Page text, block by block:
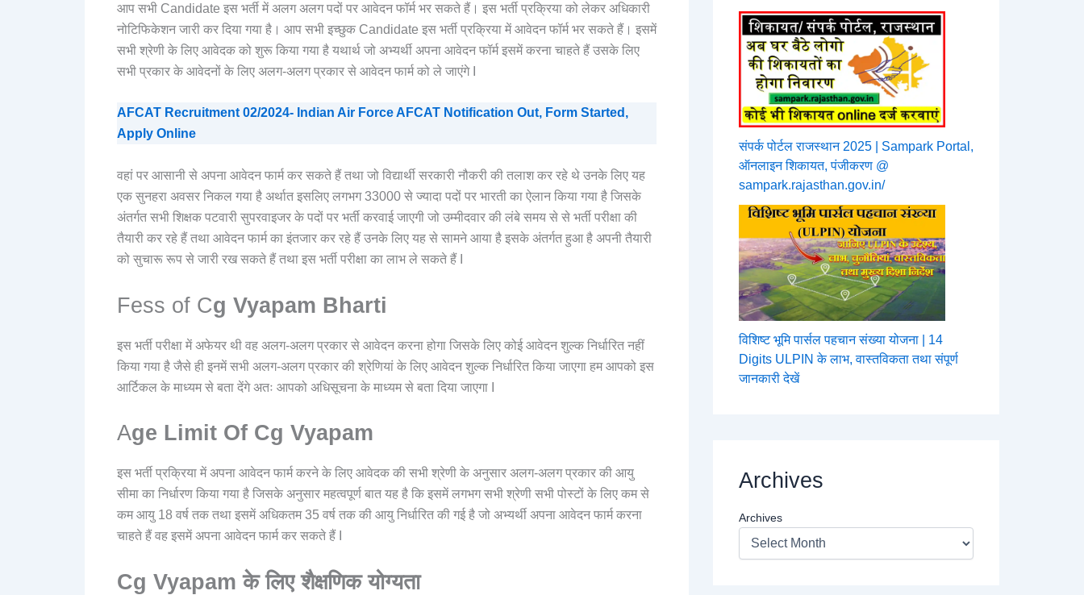
आप सभी Candidate इस भर्ती में अलग अलग पदों पर आवेदन फॉर्म भर सकते हैं। इस भर्ती प्रक्रिया को लेकर अधिकारी
नोटिफिकेशन जारी कर दिया गया है। आप सभी इच्छुक Candidate इस भर्ती प्रक्रिया में आवेदन फॉर्म भर सकते हैं। इसमें
सभी श्रेणी के लिए आवेदक को शुरू किया गया है यथार्थ जो अभ्यर्थी अपना आवेदन फॉर्म इसमें करना चाहते हैं उसके लिए
सभी प्रकार के आवेदनों के लिए अलग-अलग प्रकार से आवेदन फार्म को ले जाएंगे I
AFCAT Recruitment 02/2024- Indian Air Force AFCAT Notification Out, Form Started,
Apply Online
वहां पर आसानी से अपना आवेदन फार्म कर सकते हैं तथा जो विद्यार्थी सरकारी नौकरी की तलाश कर रहे थे उनके लिए यह
एक सुनहरा अवसर निकल गया है अर्थात इसलिए लगभग 33000 से ज्यादा पदों पर भारती का ऐलान किया गया है जिसके
अंतर्गत सभी शिक्षक पटवारी सुपरवाइजर के पदों पर भर्ती करवाई जाएगी जो उम्मीदवार की लंबे समय से से भर्ती परीक्षा की
तैयारी कर रहे हैं तथा आवेदन फार्म का इंतजार कर रहे हैं उनके लिए यह से सामने आया है इसके अंतर्गत हुआ है अपनी तैयारी
को सुचारू रूप से जारी रख सकते हैं तथा इस भर्ती परीक्षा का लाभ ले सकते हैं I
Fess of Cg Vyapam Bharti
इस भर्ती परीक्षा में अफेयर थी वह अलग-अलग प्रकार से आवेदन करना होगा जिसके लिए कोई आवेदन शुल्क निर्धारित नहीं
किया गया है जैसे ही इनमें सभी अलग-अलग प्रकार की श्रेणियां के लिए आवेदन शुल्क निर्धारित किया जाएगा हम आपको इस
आर्टिकल के माध्यम से बता देंगे अतः आपको अधिसूचना के माध्यम से बता दिया जाएगा I
Age Limit Of Cg Vyapam
इस भर्ती प्रक्रिया में अपना आवेदन फार्म करने के लिए आवेदक की सभी श्रेणी के अनुसार अलग-अलग प्रकार की आयु
सीमा का निर्धारण किया गया है जिसके अनुसार महत्वपूर्ण बात यह है कि इसमें लगभग सभी श्रेणी सभी पोस्टों के लिए कम से
कम आयु 18 वर्ष तक तथा इसमें अधिकतम 35 वर्ष तक की आयु निर्धारित की गई है जो अभ्यर्थी अपना आवेदन फार्म करना
चाहते हैं वह इसमें अपना आवेदन फार्म कर सकते हैं I
Cg Vyapam के लिए शैक्षणिक योग्यता
संपर्क पोर्टल राजस्थान 2025 | Sampark Portal,
ऑनलाइन शिकायत, पंजीकरण @
sampark.rajasthan.gov.in/
विशिष्ट भूमि पार्सल पहचान संख्या योजना | 14
Digits ULPIN के लाभ, वास्तविकता तथा संपूर्ण
जानकारी देखें
Archives
Archives